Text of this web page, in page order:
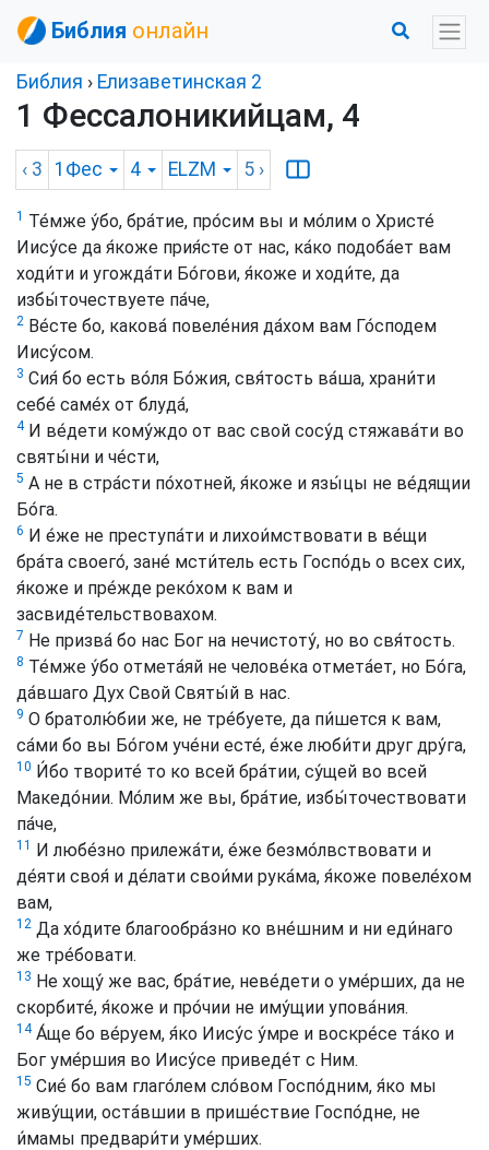
Библия онлайн
Библия › Елизаветинская 2
1 Фессалоникийцам, 4
‹ 3 1Фес 4 ELZM 5 ›
1 Те́мже у́бо, бра́тие, про́сим вы и мо́лим о Христе́
Иису́се да я́коже прия́сте от нас, ка́ко подоба́ет вам
ходи́ти и угожда́ти Бо́гови, я́коже и ходи́те, да
избы́точествуете па́че,
2 Ве́сте бо, какова́ повеле́ния да́хом вам Го́сподем
Иису́сом.
3 Сия́ бо есть во́ля Бо́жия, свя́тость ва́ша, храни́ти
себе́ саме́х от блуда́,
4И ве́дети кому́ждо от вас свой сосу́д стяжава́ти во
святы́ни и че́сти,
5 А не в стра́сти по́хотней, я́коже и язы́цы не ве́дящии
Бо́га.
6 И е́же не преступа́ти и лихои́мствовати в ве́щи
бра́та своего́, зане́ мсти́тель есть Госпо́дь о всех сих,
я́коже и пре́жде реко́хом к вам и
засвиде́тельствовахом.
7 Не призва́ бо нас Бог на нечистоту́, но во свя́тость.
8 Те́мже у́бо отмета́яй не челове́ка отмета́ет, но Бо́га,
да́вшаго Дух Свой Святы́й в нас.
9 О братолю́бии же, не тре́буете, да пи́шется к вам,
са́ми бо вы Бо́гом уче́ни есте́, е́же люби́ти друг дру́га,
10 И́бо творите́ то ко всей бра́тии, су́щей во всей
Македо́нии. Мо́лим же вы, бра́тие, избы́точествовати
па́че,
11
И любе́зно прилежа́ти, е́же безмо́лвствовати и
де́яти своя́ и де́лати свои́ми рука́ма, я́коже повеле́хом
вам,
12 Да хо́дите благообра́зно ко вне́шним и ни еди́наго
же тре́бовати.
13 Не хощу́ же вас, бра́тие, неве́дети о уме́рших, да не
скорбите́, я́коже и про́чии не иму́щии упова́ния.
14А́ще бо ве́руем, я́ко Иису́с у́мре и воскре́се та́ко и
Бог уме́ршия во Иису́се приведе́т с Ним.
15 Сие́ бо вам глаго́лем сло́вом Госпо́дним, я́ко мы
живу́щии, оста́вшии в прише́ствие Госпо́дне, не
и́мамы предвари́ти уме́рших.